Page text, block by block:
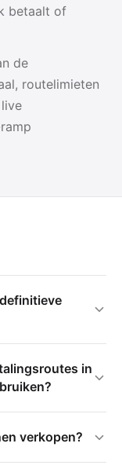
betaalt of
de
routelimieten
in
verkopen?